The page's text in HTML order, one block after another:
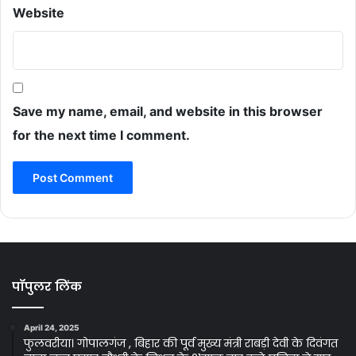
Website
Save my name, email, and website in this browser
for the next time I comment.
पॉपुलर लिंक
April 24, 2025
फुलवरीया। गोपालगंज , बिहार की पूर्व मुख्य मंत्री राबड़ी देवी के दिवंगत